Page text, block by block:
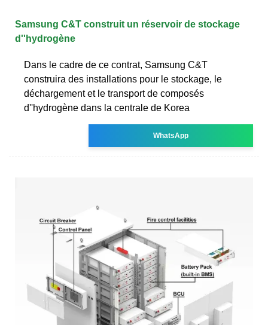
Samsung C&T construit un réservoir de stockage
d''hydrogène
Dans le cadre de ce contrat, Samsung C&T
construira des installations pour le stockage, le
déchargement et le transport de composés
d''hydrogène dans la centrale de Korea
WhatsApp